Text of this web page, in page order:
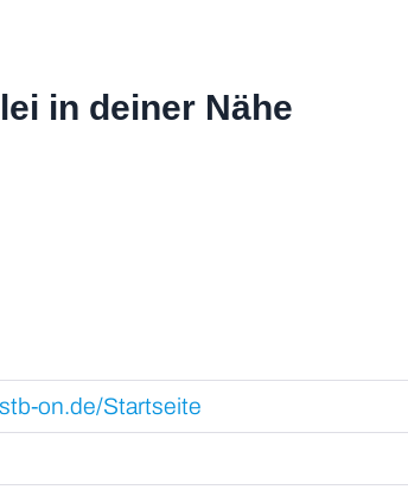
in deiner Nähe
on.de/Startseite